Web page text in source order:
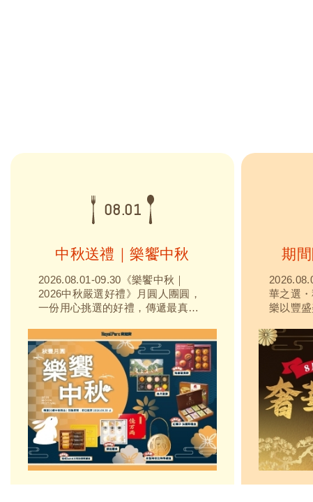
08.01
中秋送禮｜樂饗中秋
2026.08.01-09.30《樂饗中秋｜
2026中秋嚴選好禮》月圓人團圓，
一份用心挑選的好禮，傳遞最真摯
樂精選50款質感好禮，從經典月
餅、人氣甜點、特色伴手禮，到嚴
選醬料與豐盛鮮物，無論是送給家
人好友、重要客戶，或與親友共
享，都能找到恰到好處的中秋心
意。
期
華之選
樂以豐
餐」，
湯品到
要的家
時，樂
牛，嚴
以細緻...